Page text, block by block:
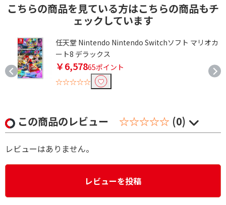
こちらの商品を見ている方はこちらの商品もチ
ェックしています
任天堂 Nintendo Nintendo Switchソフト マリオカ
ート8 デラックス
￥6,57865ポイント
☆☆☆☆☆
この商品のレビュー ☆☆☆☆☆ (0)
レビューはありません。
レビューを投稿